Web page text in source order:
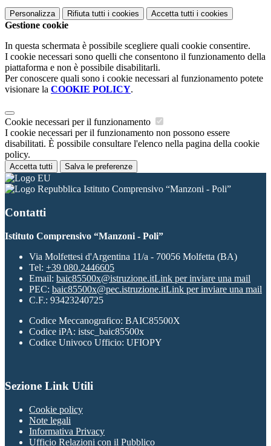
Personalizza Rifiuta tutti i cookies Accetta tutti i cookies
Gestione cookie
In questa schermata è possibile scegliere quali cookie consentire.
I cookie necessari sono quelli che consentono il funzionamento della
piattaforma e non è possibile disabilitarli.
Per conoscere quali sono i cookie necessari al funzionamento potete
visionare la COOKIE POLICY.
Cookie necessari per il funzionamento
I cookie necessari per il funzionamento non possono essere
disabilitati. È possibile consultare l'elenco nella pagina della cookie
policy.
Accetta tutti Salva le preferenze
Istituto Comprensivo “Manzoni - Poli”
Contatti
Istituto Comprensivo “Manzoni - Poli”
Via Molfettesi d'Argentina 11/a - 70056 Molfetta (BA)
Tel: +39 080.2446605
Email: baic85500x@istruzione.itLink per inviare una mail
PEC: baic85500x@pec.istruzione.itLink per inviare una mail
C.F.: 93423240725
Codice Meccanografico: BAIC85500X
Codice iPA: istsc_baic85500x
Codice Univoco Ufficio: UFIOPY
Sezione Link Utili
Cookie policy
Note legali
Informativa Privacy
Ufficio Relazioni con il Pubblico